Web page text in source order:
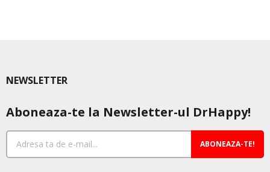
în
NEWSLETTER
Aboneaza-te la Newsletter-ul DrHappy!
ABONEAZA-TE!